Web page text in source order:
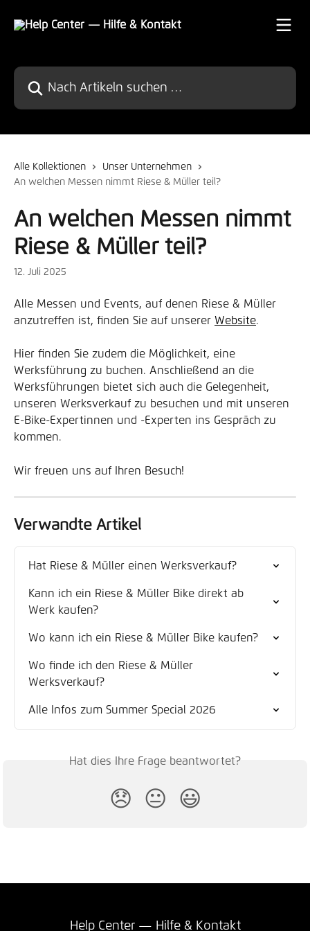
Nach Artikeln suchen …
Alle Kollektionen
Unser Unternehmen
An welchen Messen nimmt Riese & Müller teil?
An welchen Messen nimmt
Riese & Müller teil?
12. Juli 2025
Alle Messen und Events, auf denen Riese & Müller
anzutreffen ist, finden Sie auf unserer Website.
Hier finden Sie zudem die Möglichkeit, eine
Werksführung zu buchen. Anschließend an die
Werksführungen bietet sich auch die Gelegenheit,
unseren Werksverkauf zu besuchen und mit unseren
E-Bike-Expertinnen und -Experten ins Gespräch zu
kommen.
Wir freuen uns auf Ihren Besuch!
Verwandte Artikel
Hat Riese & Müller einen Werksverkauf?
Kann ich ein Riese & Müller Bike direkt ab
Werk kaufen?
Wo kann ich ein Riese & Müller Bike kaufen?
Wo finde ich den Riese & Müller
Werksverkauf?
Alle Infos zum Summer Special 2026
Hat dies Ihre Frage beantwortet?
😞 😐 😃
Help Center — Hilfe & Kontakt